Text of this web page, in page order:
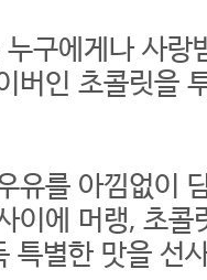
구에게나 사
버인 초콜릿을
유를 아낌없이
이에 머랭, 초
특별한 맛을 선